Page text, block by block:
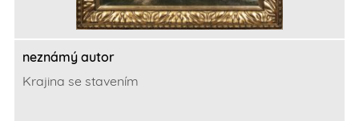
neznámý autor
Krajina se stavením